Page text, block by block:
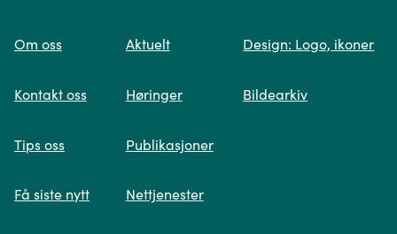
Spør oss
søk og viser deg vår mest relevante
forsiden
Om oss
Kontakt oss
Tips oss
Få siste nytt
Aktuelt
Høringer
Publikasjoner
Nettjenester
Design: Logo, ikoner
Bildearkiv